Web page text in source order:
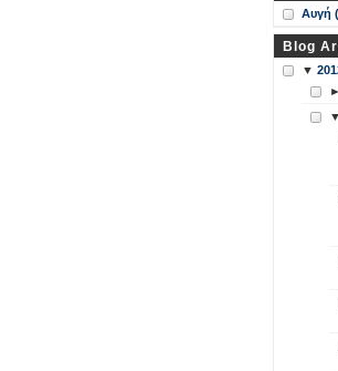
Αυγή
Blog
▼
►
▼